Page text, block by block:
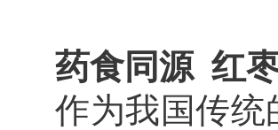
药食同源 红
作为我国传统